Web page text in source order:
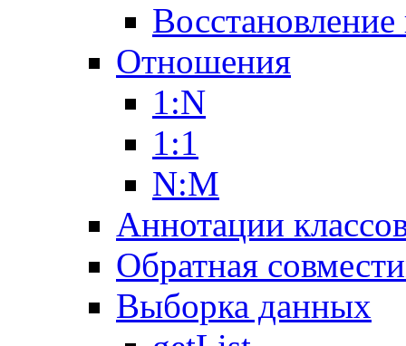
Отношения
1:N
1:1
N:M
Аннотации
Обратная
Выборка данных